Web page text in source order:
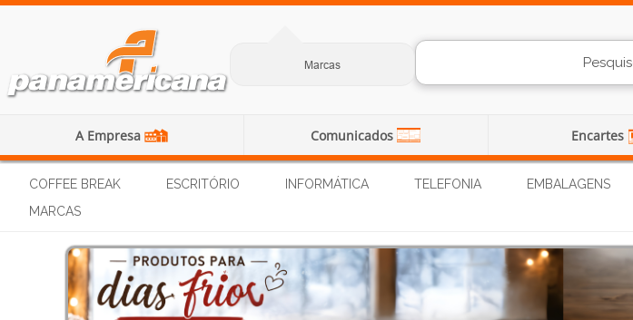
Marcas
A Empresa Comunicados Encartes
COFFEE BREAK ESCRITÓRIO INFORMÁTICA TELEFONIA EMBALAGENS
MARCAS